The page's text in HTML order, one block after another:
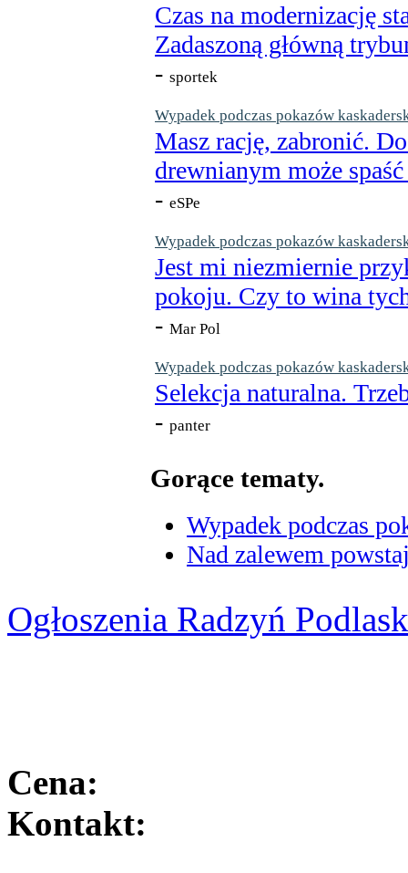
Czas na modernizację
Zadaszoną główną
- sportek
Wypadek podczas pokazów
Masz rację, zabronić.
drewnianym może
- eSPe
Wypadek podczas pokazów
Jest mi niezmiernie
pokoju. Czy to wina
- Mar Pol
Wypadek podczas pokazów
Selekcja naturalna.
- panter
Gorące tematy.
Wypadek podczas
Nad zalewem
Ogłoszenia Radzyń
Cena:
Kontakt: